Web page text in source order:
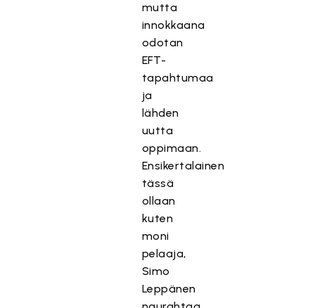
mutta
innokkaana
odotan
EFT-
tapahtumaa
ja
lähden
uutta
oppimaan.
Ensikertalainen
tässä
ollaan
kuten
moni
pelaaja,
Simo
Leppänen